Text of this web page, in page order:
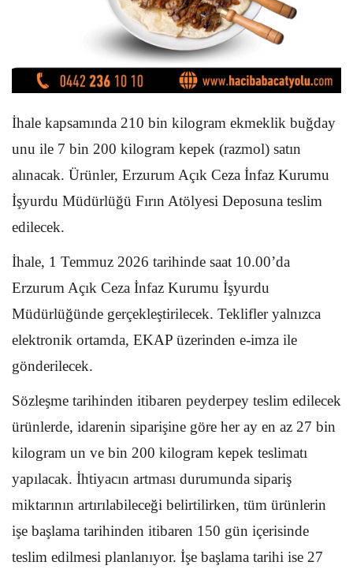
İhale kapsamında 210 bin kilogram ekmeklik buğday
unu ile 7 bin 200 kilogram kepek (razmol) satın
alınacak. Ürünler, Erzurum Açık Ceza İnfaz Kurumu
İşyurdu Müdürlüğü Fırın Atölyesi Deposuna teslim
edilecek.
İhale, 1 Temmuz 2026 tarihinde saat 10.00’da
Erzurum Açık Ceza İnfaz Kurumu İşyurdu
Müdürlüğünde gerçekleştirilecek. Teklifler yalnızca
elektronik ortamda, EKAP üzerinden e-imza ile
gönderilecek.
Sözleşme tarihinden itibaren peyderpey teslim edilecek
ürünlerde, idarenin siparişine göre her ay en az 27 bin
kilogram un ve bin 200 kilogram kepek teslimatı
yapılacak. İhtiyacın artması durumunda sipariş
miktarının artırılabileceği belirtilirken, tüm ürünlerin
işe başlama tarihinden itibaren 150 gün içerisinde
teslim edilmesi planlanıyor. İşe başlama tarihi ise 27